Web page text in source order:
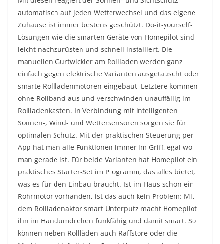
automatisch auf jeden Wetterwechsel und das eigene
Zuhause ist immer bestens geschützt. Do-it-yourself-
Lösungen wie die smarten Geräte von Homepilot sind
leicht nachzurüsten und schnell installiert. Die
manuellen Gurtwickler am Rollladen werden ganz
einfach gegen elektrische Varianten ausgetauscht oder
smarte Rollladenmotoren eingebaut. Letztere kommen
ohne Rollband aus und verschwinden unauffällig im
Rollladenkasten. In Verbindung mit intelligenten
Sonnen-, Wind- und Wettersensoren sorgen sie für
optimalen Schutz. Mit der praktischen Steuerung per
App hat man alle Funktionen immer im Griff, egal wo
man gerade ist. Für beide Varianten hat Homepilot ein
praktisches Starter-Set im Programm, das alles bietet,
was es für den Einbau braucht. Ist im Haus schon ein
Rohrmotor vorhanden, ist das auch kein Problem: Mit
dem Rollladenaktor smart Unterputz macht Homepilot
ihn im Handumdrehen funkfähig und damit smart. So
können neben Rollläden auch Raffstore oder die